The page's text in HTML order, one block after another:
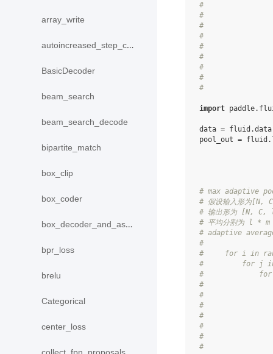
array_write
autoincreased_step_counter
BasicDecoder
beam_search
beam_search_decode
bipartite_match
box_clip
box_coder
box_decoder_and_assign
bpr_loss
brelu
Categorical
center_loss
#
#
#
#
#
#
#
#
#
import
data = fluid .data
pool_out = fluid .
# max adaptive
# 假设输入形为
# 输出形为 [N, C,
# 平均分割为 l * m
# adaptive
#
#     for i in
#         for j in
#             for
#
#
#
#
#
#
#